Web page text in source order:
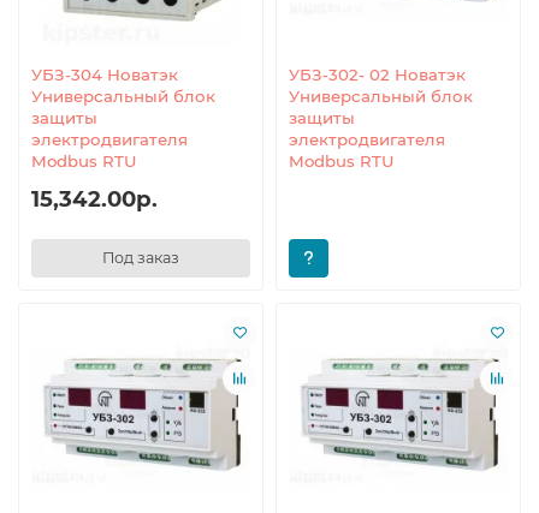
УБЗ-304 Новатэк
Универсальный блок
защиты
электродвигателя
Modbus RTU
15,342.00р.
Под заказ
УБЗ-302- 02 Новатэк
Универсальный блок
защиты
электродвигателя
Modbus RTU